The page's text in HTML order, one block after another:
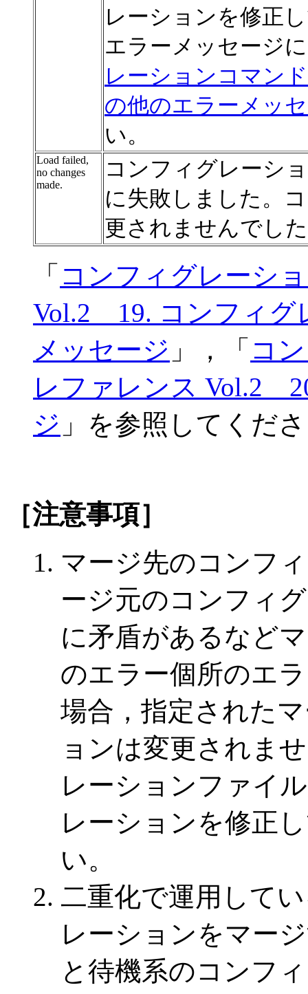
レーションを修正
エラーメッセージ
レーションコマン
の他のエラーメッ
い。
Load failed,
no changes
made.
コンフィグレーシ
に失敗しました。
更されませんでし
「 コンフィグレーシ
Vol.2 19. コンフィグ
メッセージ 」，「 コ
レファレンス Vol.2
ジ 」を参照してくだ
［注意事項］
マージ先のコンフ
ージ元のコンフィ
に矛盾があるなど
のエラー個所のエ
場合，指定された
ョンは変更されま
レーションファイ
レーションを修正
い。
二重化で運用して
レーションをマー
と待機系のコンフ